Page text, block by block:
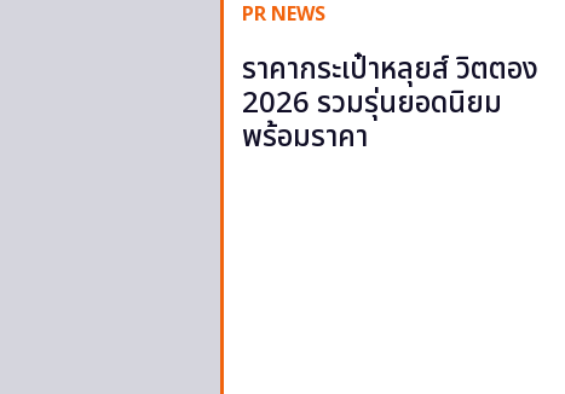
PR NEWS
ราคากระเป๋าหลุยส์ วิตตอง
2026 รวมรุ่นยอดนิยม
พร้อมราคา